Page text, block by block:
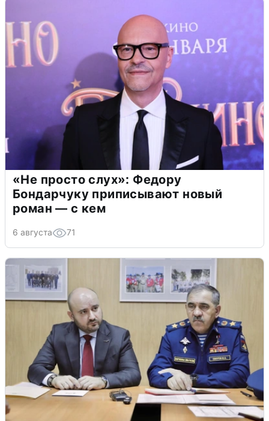
«Не просто слух»: Федору
Бондарчуку приписывают новый
роман — с кем
6 августа 71